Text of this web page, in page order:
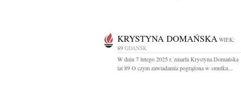
KRYSTYNA DOMAŃSKA WIEK:
89 GDAŃSK
W dniu 7 lutego 2025 r. zmarła Krystyna Domańska
lat 89 O czym zawiadamia pogrążona w smutku...